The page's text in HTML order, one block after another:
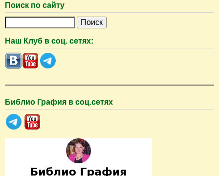
Поиск по сайту
и
с
к
Наш Клуб в соц. сетях:
Библио Графия в соц.сетях